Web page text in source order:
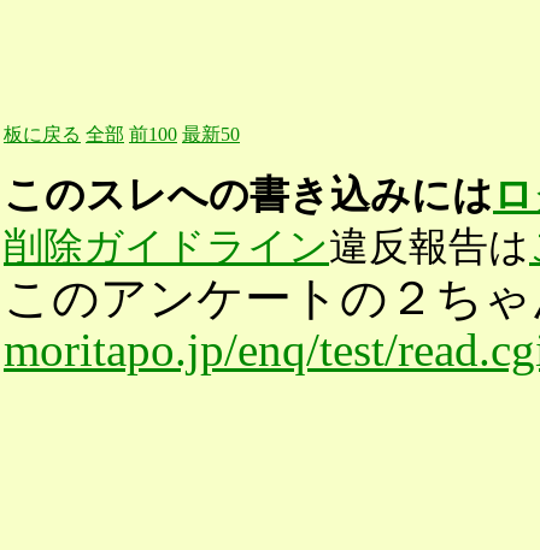
板に戻る 全部 前100 最新50
このスレへの書き込みには
削除ガイドライン違反報告は
このアンケートの２ち
moritapo.jp/enq/test/